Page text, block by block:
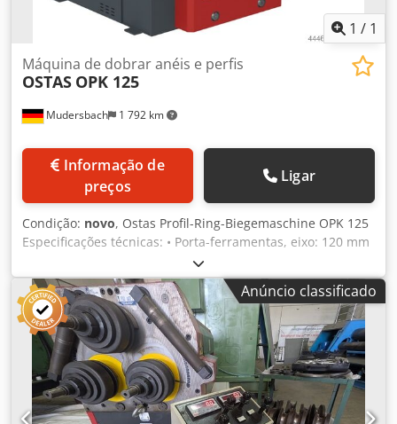
1 / 1
Mudersbach 1 792 km
Máquina de dobrar anéis e perfis
OSTAS OPK 125
preços
Ligar
Condição: novo, Ostas Profil-Ring-Biegemaschine OPK 125
Especificações técnicas: • Porta-ferramentas, eixo: 120 mm
• Ferramenta: 390 mm • Velocidade de trabalho: 2-7,5
m/min • Motor: 15 kW Djdpoxrd Rnofx Anusck • Dimensões
C-L-A: 2000 x 1700 x 1950 mm • Peso: 4850 kg • 3 rolos
acionados separadamente por um motor hidráulico e uma
caixa de engrenagens planetária • Rolos padrão
endurecidos • Porta-ferramentas e eixo endurecidos e
retificados • Painel de controle móvel • Posição de trabalho
horizontal e vertical • Suportes laterais hidráulicos •
Indicadores digitais (2 un.) • Conforme norma CE
Anúncio classificado